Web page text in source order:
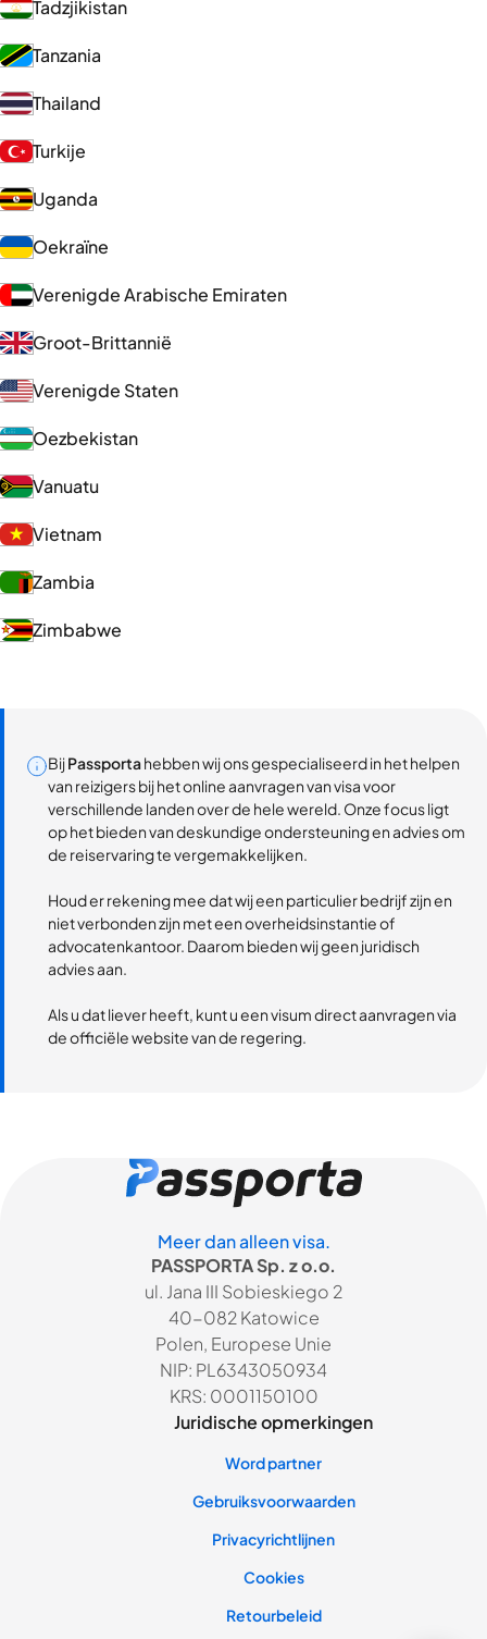
Tadzjikistan
Tanzania
Thailand
Turkije
Uganda
Oekraïne
Verenigde Arabische Emiraten
Groot-Brittannië
Verenigde Staten
Oezbekistan
Vanuatu
Vietnam
Zambia
Zimbabwe
BijPassportahebben wij ons gespecialiseerd in het helpen
van reizigers bij het online aanvragen van visa voor
verschillende landen over de hele wereld. Onze focus ligt
op het bieden van deskundige ondersteuning en advies om
de reiservaring te vergemakkelijken.
Houd er rekening mee dat wij een particulier bedrijf zijn en
niet verbonden zijn met een overheidsinstantie of
advocatenkantoor. Daarom bieden wij geen juridisch
advies aan.
Als u dat liever heeft, kunt u een visum direct aanvragen via
de officiële website van de regering.
Meer dan alleen visa.
PASSPORTA Sp. z o.o.
ul. Jana III Sobieskiego 2
40-082 Katowice
Polen, Europese Unie
NIP: PL6343050934
KRS: 0001150100
Juridische opmerkingen
Word partner
Gebruiksvoorwaarden
Privacyrichtlijnen
Cookies
Retourbeleid